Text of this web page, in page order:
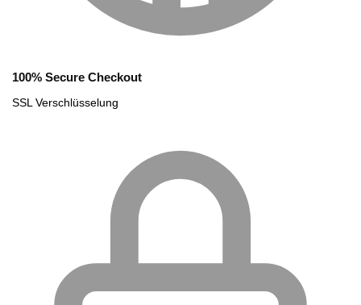
100% Secure Checkout
SSL Verschlüsselung